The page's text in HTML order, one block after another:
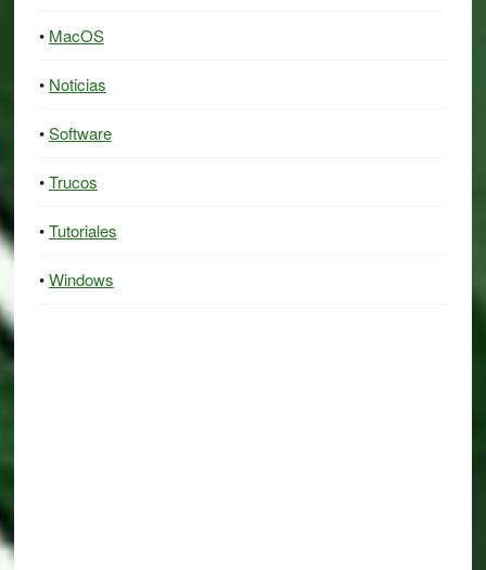
MacOS
Noticias
Software
Trucos
Tutoriales
Windows